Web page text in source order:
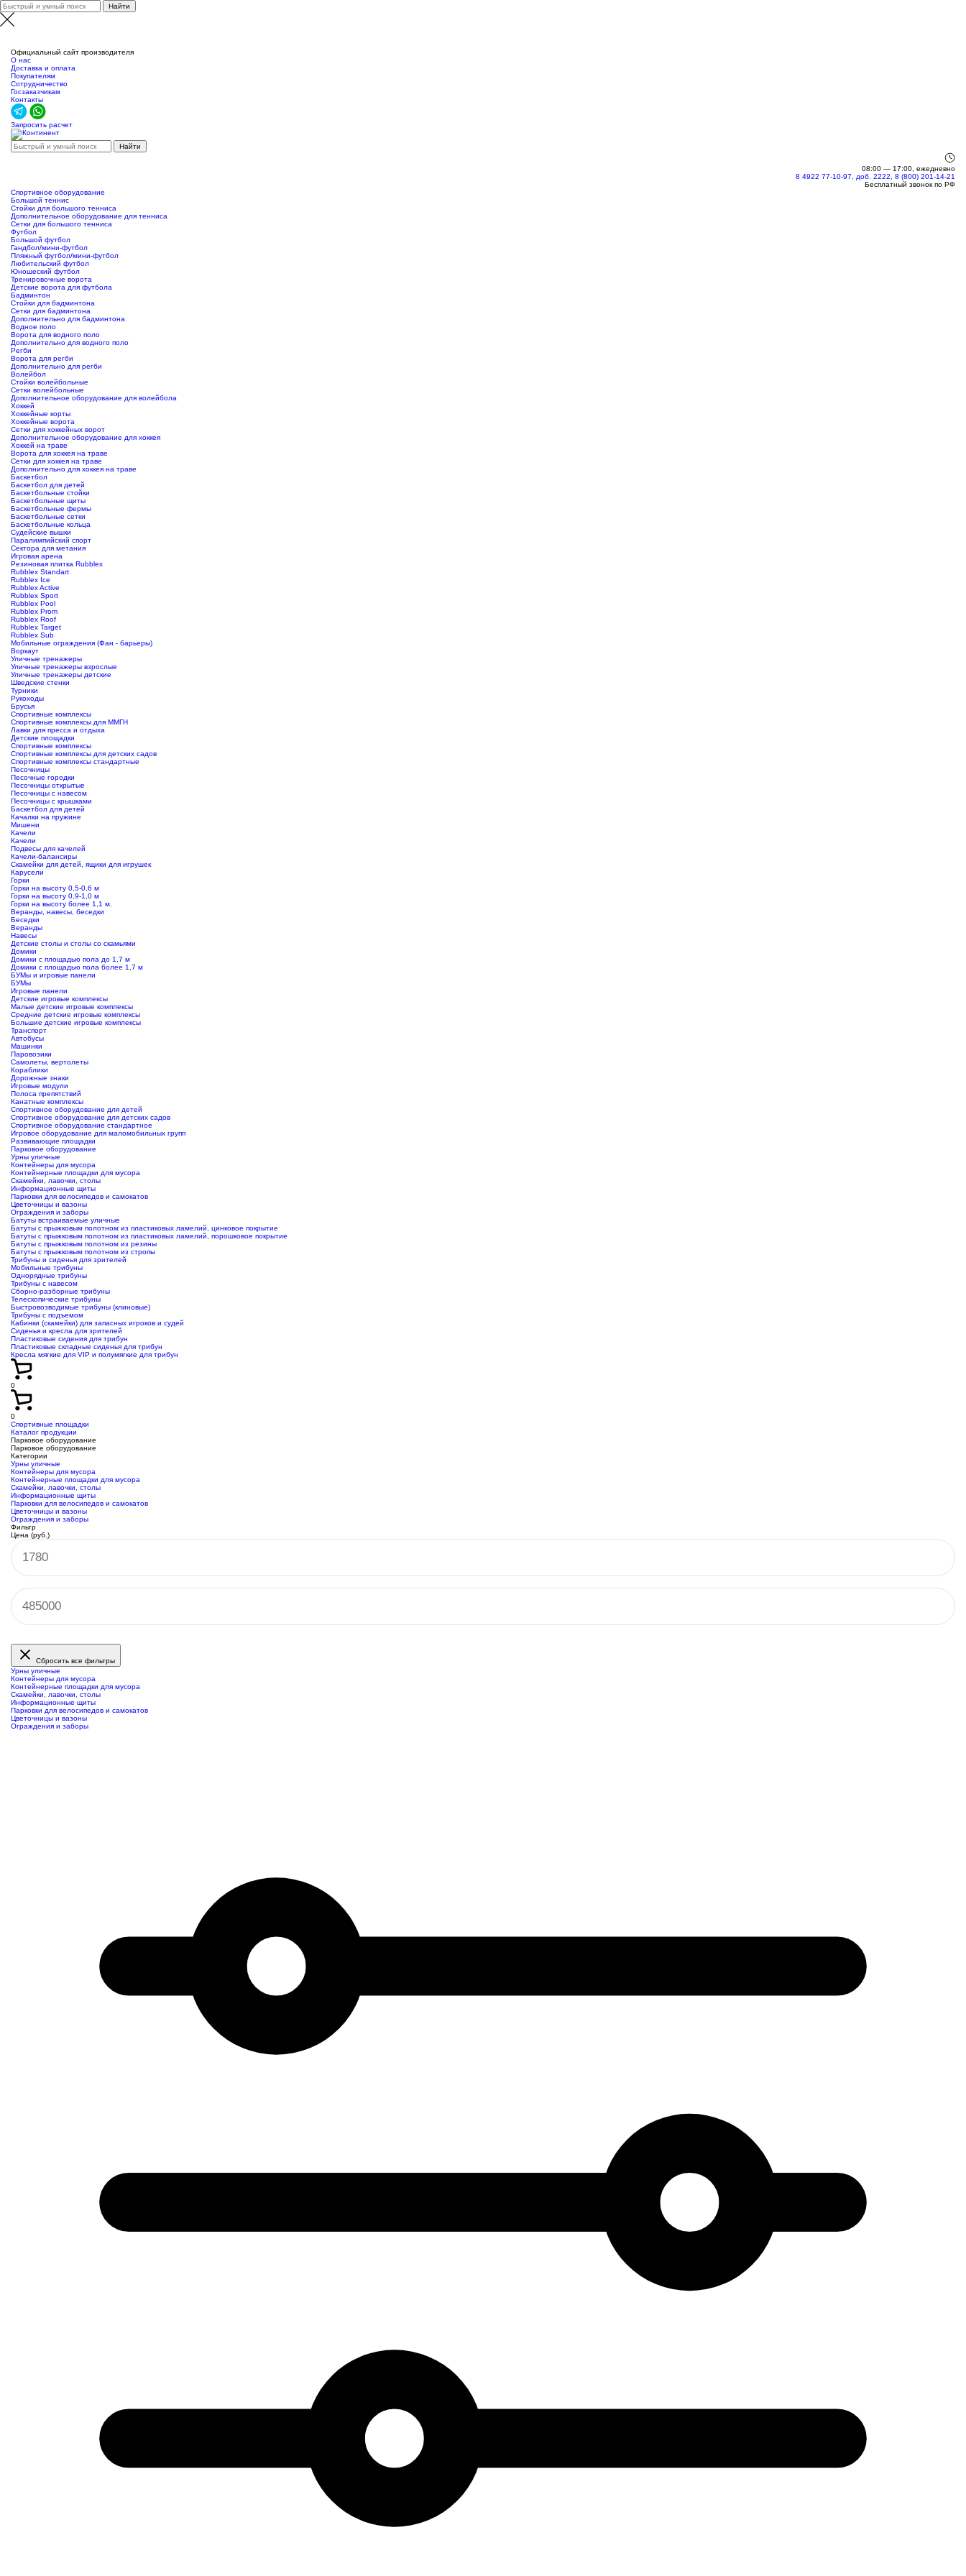
Официальный сайт производителя
О нас
Доставка и оплата
Покупателям
Сотрудничество
Госзаказчикам
Контакты
Запросить расчет
08:00 — 17:00, ежедневно
8 4922 77-10-97, доб. 2222, 8 (800) 201-14-21
Бесплатный звонок по РФ
Спортивное оборудование
Большой теннис
Стойки для большого тенниса
Дополнительное оборудование для тенниса
Сетки для большого тенниса
Футбол
Большой футбол
Гандбол/мини-футбол
Пляжный футбол/мини-футбол
Любительский футбол
Юношеский футбол
Тренировочные ворота
Детские ворота для футбола
Бадминтон
Стойки для бадминтона
Сетки для бадминтона
Дополнительно для бадминтона
Водное поло
Ворота для водного поло
Дополнительно для водного поло
Регби
Ворота для регби
Дополнительно для регби
Волейбол
Стойки волейбольные
Сетки волейбольные
Дополнительное оборудование для волейбола
Хоккей
Хоккейные корты
Хоккейные ворота
Сетки для хоккейных ворот
Дополнительное оборудование для хоккея
Хоккей на траве
Ворота для хоккея на траве
Сетки для хоккея на траве
Дополнительно для хоккея на траве
Баскетбол
Баскетбол для детей
Баскетбольные стойки
Баскетбольные щиты
Баскетбольные фермы
Баскетбольные сетки
Баскетбольные кольца
Судейские вышки
Паралимпийский спорт
Сектора для метания
Игровая арена
Резиновая плитка Rubblex
Rubblex Standart
Rubblex Ice
Rubblex Active
Rubblex Sport
Rubblex Pool
Rubblex Prom
Rubblex Roof
Rubblex Target
Rubblex Sub
Мобильные ограждения (Фан - барьеры)
Воркаут
Уличные тренажеры
Уличные тренажеры взрослые
Уличные тренажеры детские
Шведские стенки
Турники
Рукоходы
Брусья
Спортивные комплексы
Спортивные комплексы для ММГН
Лавки для пресса и отдыха
Детские площадки
Спортивные комплексы
Спортивные комплексы для детских садов
Спортивные комплексы стандартные
Песочницы
Песочные городки
Песочницы открытые
Песочницы с навесом
Песочницы с крышками
Баскетбол для детей
Качалки на пружине
Мишени
Качели
Качели
Подвесы для качелей
Качели-балансиры
Скамейки для детей, ящики для игрушек
Карусели
Горки
Горки на высоту 0,5-0,6 м
Горки на высоту 0,9-1,0 м
Горки на высоту более 1,1 м.
Веранды, навесы, беседки
Беседки
Веранды
Навесы
Детские столы и столы со скамьями
Домики
Домики с площадью пола до 1,7 м
Домики с площадью пола более 1,7 м
БУМы и игровые панели
БУМы
Игровые панели
Детские игровые комплексы
Малые детские игровые комплексы
Средние детские игровые комплексы
Большие детские игровые комплексы
Транспорт
Автобусы
Машинки
Паровозики
Самолеты, вертолеты
Кораблики
Дорожные знаки
Игровые модули
Полоса препятствий
Канатные комплексы
Спортивное оборудование для детей
Спортивное оборудование для детских садов
Спортивное оборудование стандартное
Игровое оборудование для маломобильных групп
Развивающие площадки
Парковое оборудование
Урны уличные
Контейнеры для мусора
Контейнерные площадки для мусора
Скамейки, лавочки, столы
Информационные щиты
Парковки для велосипедов и самокатов
Цветочницы и вазоны
Ограждения и заборы
Батуты встраиваемые уличные
Батуты с прыжковым полотном из пластиковых ламелий, цинковое покрытие
Батуты с прыжковым полотном из пластиковых ламелий, порошковое покрытие
Батуты с прыжковым полотном из резины
Батуты с прыжковым полотном из стропы
Трибуны и сиденья для зрителей
Мобильные трибуны
Однорядные трибуны
Трибуны с навесом
Сборно-разборные трибуны
Телескопические трибуны
Быстровозводимые трибуны (клиновые)
Трибуны с подъемом
Кабинки (скамейки) для запасных игроков и судей
Сиденья и кресла для зрителей
Пластиковые сидения для трибун
Пластиковые складные сиденья для трибун
Кресла мягкие для VIP и полумягкие для трибун
0
0
Спортивные площадки
Каталог продукции
Парковое оборудование
Парковое оборудование
Категории
Урны уличные
Контейнеры для мусора
Контейнерные площадки для мусора
Скамейки, лавочки, столы
Информационные щиты
Парковки для велосипедов и самокатов
Цветочницы и вазоны
Ограждения и заборы
Фильтр
Цена (руб.)
Сбросить все фильтры
Урны уличные
Контейнеры для мусора
Контейнерные площадки для мусора
Скамейки, лавочки, столы
Информационные щиты
Парковки для велосипедов и самокатов
Цветочницы и вазоны
Ограждения и заборы